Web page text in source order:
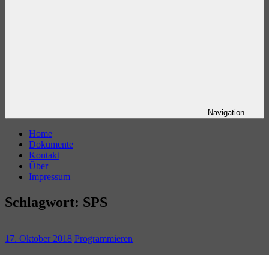
Navigation
Home
Dokumente
Kontakt
Über
Impressum
Schlagwort: SPS
17. Oktober 2018 Programmieren